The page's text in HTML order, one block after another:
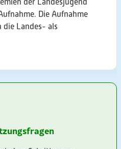
der Landesjugend
Die Aufnahme
Landes- als